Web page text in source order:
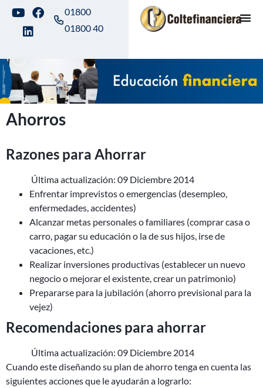
01800
01800 40
Ahorros
Razones para Ahorrar
Última actualización: 09 Diciembre 2014
Enfrentar imprevistos o emergencias (desempleo,
enfermedades, accidentes)
Alcanzar metas personales o familiares (comprar casa o
carro, pagar su educación o la de sus hijos, irse de
vacaciones, etc.)
Realizar inversiones productivas (establecer un nuevo
negocio o mejorar el existente, crear un patrimonio)
Prepararse para la jubilación (ahorro previsional para la
vejez)
Recomendaciones para ahorrar
Última actualización: 09 Diciembre 2014
Cuando este diseñando su plan de ahorro tenga en cuenta las
siguientes acciones que le ayudarán a lograrlo: